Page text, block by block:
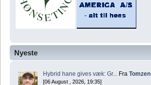
Nyeste
Hybrid hane gives væk: Gr... Fra Tomzen
[06 August , 2026, 19:35]